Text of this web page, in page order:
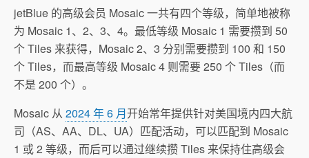
jetBlue 的高级会员 Mosaic 一共有四个等级，简单地被称
为 Mosaic 1、2、3、4。最低等级 Mosaic 1 需要攒到 50
个 Tiles 来获得，Mosaic 2、3 分别需要攒到 100 和 150
个 Tiles，而最高等级 Mosaic 4 则需要 250 个 Tiles（而
不是 200 个）。
Mosaic 从 2024 年 6 月开始常年提供针对美国境内四大航
司（AS、AA、DL、UA）匹配活动，可以匹配到 Mosaic
1 或 2 等级，而后可以通过继续攒 Tiles 来保持住高级会